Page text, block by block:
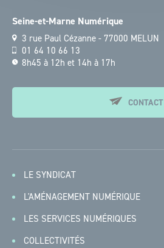
Seine-et-Marne Numérique
3 rue Paul Cézanne - 77000 MELUN
01 64 10 66 13
8h45 à 12h et 14h à 17h
CONTACT
LE SYNDICAT
L'AMÉNAGEMENT NUMÉRIQUE
LES SERVICES NUMÉRIQUES
COLLECTIVITÉS